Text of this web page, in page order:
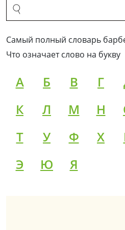
Cамый полный словарь
Что означает слово на букву
А Б В Г
К
Л М Н
Т
У Ф Х
Э
Ю Я